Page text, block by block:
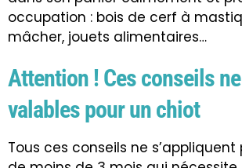
occupation : bois de cerf à
mâcher, jouets alimentaires…
Attention ! Ces conseils
valables pour un chiot
Tous ces conseils ne